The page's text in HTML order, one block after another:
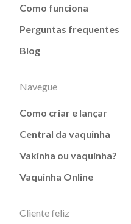
Como funciona
Perguntas frequentes
Blog
Navegue
Como criar e lançar
Central da vaquinha
Vakinha ou vaquinha?
Vaquinha Online
Cliente feliz